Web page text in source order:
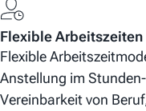
Flexible Arbeitszeiten
Flexible
Anstellung im
Vereinbarkeit von